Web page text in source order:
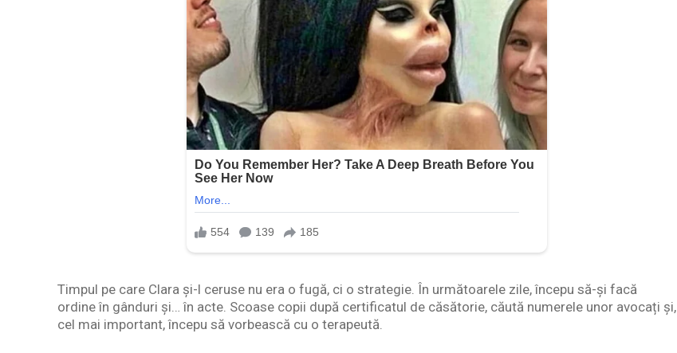
Timpul pe care Clara și-l ceruse nu era o fugă, ci o strategie. În următoarele zile, începu să-și facă
ordine în gânduri și… în acte. Scoase copii după certificatul de căsătorie, căută numerele unor avocați și,
cel mai important, începu să vorbească cu o terapeută.